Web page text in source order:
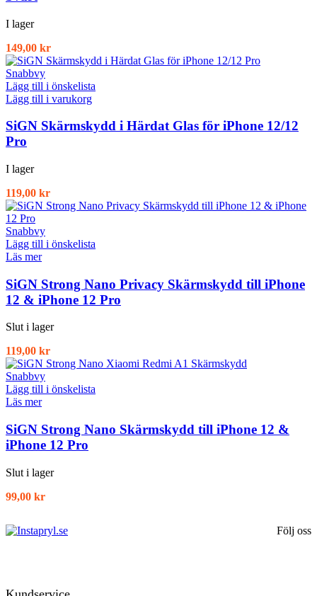
I lager
149,00 kr
Snabbvy
Lägg till i önskelista
Lägg till i varukorg
SiGN Skärmskydd i Härdat Glas för iPhone 12/12
Pro
I lager
119,00 kr
Snabbvy
Lägg till i önskelista
Läs mer
SiGN Strong Nano Privacy Skärmskydd till iPhone
12 & iPhone 12 Pro
Slut i lager
119,00 kr
Snabbvy
Lägg till i önskelista
Läs mer
SiGN Strong Nano Skärmskydd till iPhone 12 &
iPhone 12 Pro
Slut i lager
99,00 kr
Följ oss